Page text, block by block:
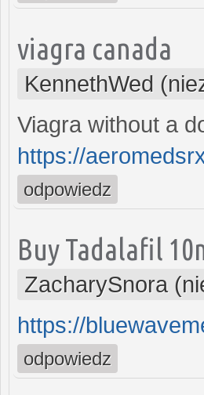
viagra canada
KennethWed
Viagra without a
https://
odpowiedz
Buy Tadalafil
ZacharySnora
https://
odpowiedz